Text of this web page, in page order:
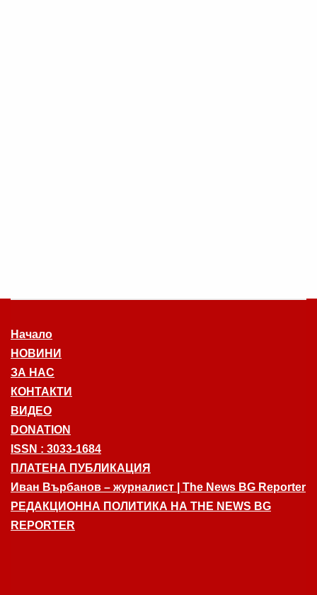
Начало
НОВИНИ
ЗА НАС
КОНТАКТИ
ВИДЕО
DONATION
ISSN : 3033-1684
ПЛАТЕНА ПУБЛИКАЦИЯ
Иван Върбанов – журналист | The News BG Reporter
РЕДАКЦИОННА ПОЛИТИКА НА THE NEWS BG
REPORTER